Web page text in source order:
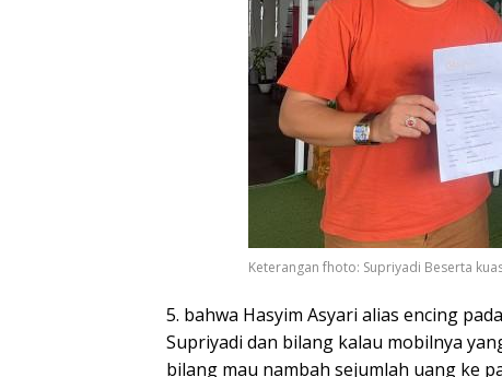
Keterangan fhoto: Supriyadi Beserta
5. ⁠bahwa Hasyim Asyari alias encing
Supriyadi dan bilang kalau mobilnya
bilang mau nambah sejumlah uang ke